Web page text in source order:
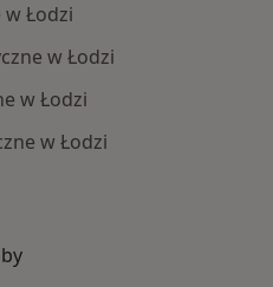
Łodzi
w Łodzi
w Łodzi
w Łodzi